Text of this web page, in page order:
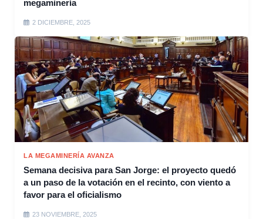
megaminería
2 DICIEMBRE, 2025
LA MEGAMINERÍA AVANZA
Semana decisiva para San Jorge: el proyecto quedó
a un paso de la votación en el recinto, con viento a
favor para el oficialismo
23 NOVIEMBRE, 2025